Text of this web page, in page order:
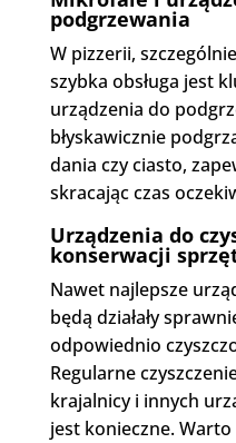
podgrzewania
W pizzerii,
szybka obsługa jest
urządzenia do
błyskawicznie
dania czy ciasto,
skracając czas
Urządzenia do
konserwacji
Nawet najlepsze
będą działały
odpowiednio
Regularne
krajalnicy i innych
jest konieczne.